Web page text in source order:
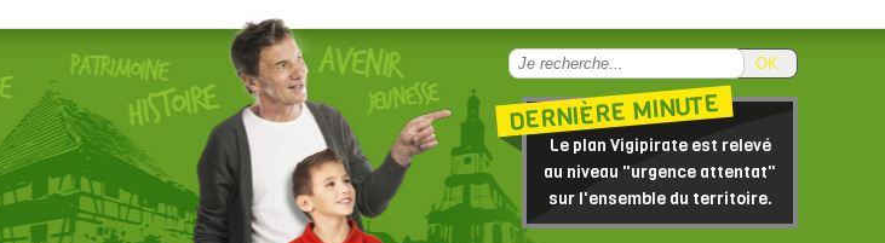
OK
DERNIÈRE MINUTE
Le plan Vigipirate est relevé
au niveau "urgence attentat"
sur l'ensemble du territoire.